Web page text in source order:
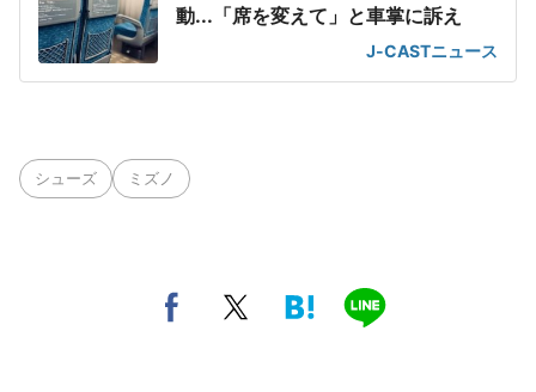
動...「席を変えて」と車掌に訴え
J-CASTニュース
シューズ ミズノ